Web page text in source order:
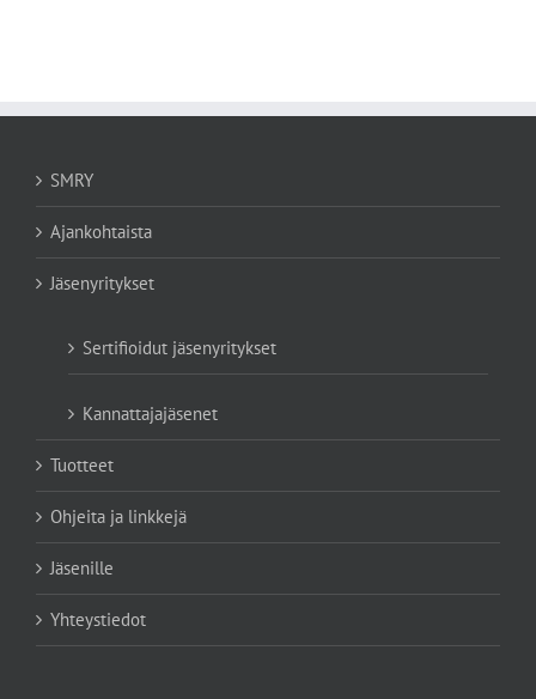
SMRY
Ajankohtaista
Jäsenyritykset
Sertifioidut jäsenyritykset
Kannattajajäsenet
Tuotteet
Ohjeita ja linkkejä
Jäsenille
Yhteystiedot